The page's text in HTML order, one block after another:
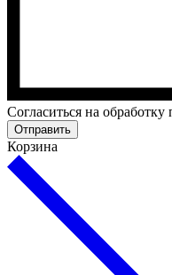
Cогласиться на
Отправить
Корзина